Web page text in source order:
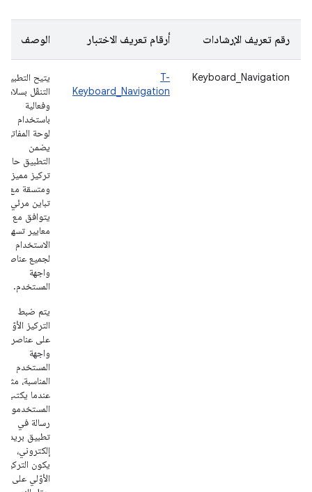
رقم تعريف الإرشادات أرقام تعريف الاختبار الوصف
Keyboard_Navigation
T-
Keyboard_Navigation
يتيح التطبيق
التنقّل بسلاسة
وفعالية
باستخدام
لوحة المفاتيح.
يضمن
التطبيق حالات
تركيز مميزة
ومتسقة مع
تباين مرئي
يتوافق مع
معايير تسهيل
الاستخدام
لجميع عناصر
واجهة
المستخدم.
يتم ضبط
التركيز الأوّلي
على عناصر
واجهة
المستخدم
المناسبة، مثلاً
عندما يكتب
المستخدمون
رسالة في
تطبيق بريد
إلكتروني،
يكون التركيز
الأوّلي على